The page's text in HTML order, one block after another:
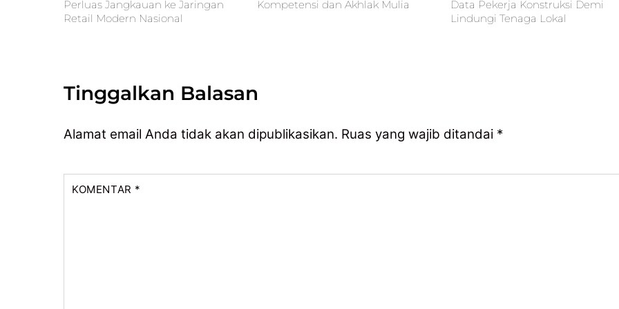
Perluas Jangkauan ke Jaringan
Retail Modern Nasional
Kompetensi dan Akhlak Mulia
Data Pekerja Konstruksi Demi
Lindungi Tenaga Lokal
Tinggalkan Balasan
Alamat email Anda tidak akan dipublikasikan. Ruas yang wajib ditandai *
KOMENTAR *